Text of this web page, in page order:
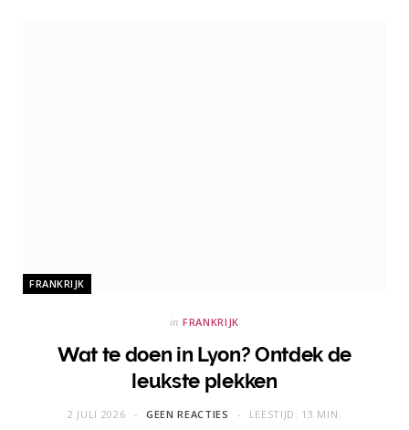
FRANKRIJK
in FRANKRIJK
Wat te doen in Lyon? Ontdek de
leukste plekken
2 JULI 2026 GEEN REACTIES LEESTIJD: 13 MIN.